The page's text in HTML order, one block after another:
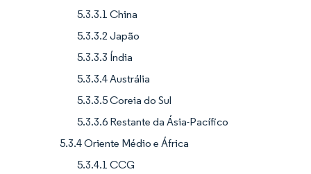
5.3.3.1 China
5.3.3.2 Japão
5.3.3.3 Índia
5.3.3.4 Austrália
5.3.3.5 Coreia do Sul
5.3.3.6 Restante da Ásia-Pacífico
5.3.4 Oriente Médio e África
5.3.4.1 CCG